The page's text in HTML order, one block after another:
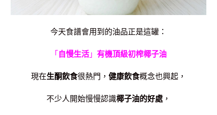
今天食譜會用到的油品正是這罐：
「 自慢生活 」 有機頂級初榨椰子油
現在生酮飲食很熱門， 健康飲食概念也興起，
不少人開始慢慢認識椰子油的好處 ，